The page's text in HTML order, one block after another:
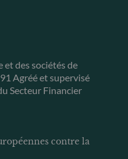
et des sociétés de
Agréé et supervisé
Secteur Financier
contre la